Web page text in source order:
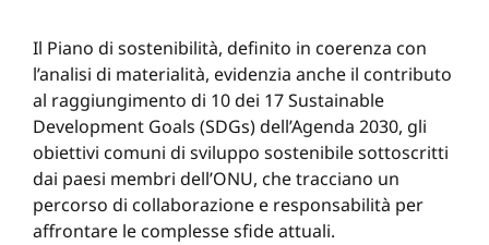
Il Piano di sostenibilità, definito in coerenza con
l’analisi di materialità, evidenzia anche il contributo
al raggiungimento di 10 dei 17 Sustainable
Development Goals (SDGs) dell’Agenda 2030, gli
obiettivi comuni di sviluppo sostenibile sottoscritti
dai paesi membri dell’ONU, che tracciano un
percorso di collaborazione e responsabilità per
affrontare le complesse sfide attuali.